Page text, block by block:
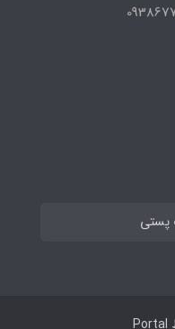
پستی
Portal